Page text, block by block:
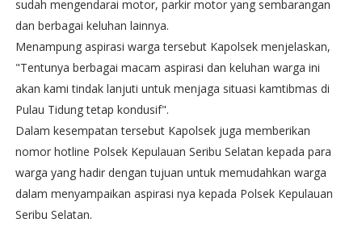
sudah mengendarai motor, parkir motor yang sembarangan
dan berbagai keluhan lainnya.
Menampung aspirasi warga tersebut Kapolsek menjelaskan,
"Tentunya berbagai macam aspirasi dan keluhan warga ini
akan kami tindak lanjuti untuk menjaga situasi kamtibmas di
Pulau Tidung tetap kondusif".
Dalam kesempatan tersebut Kapolsek juga memberikan
nomor hotline Polsek Kepulauan Seribu Selatan kepada para
warga yang hadir dengan tujuan untuk memudahkan warga
dalam menyampaikan aspirasi nya kepada Polsek Kepulauan
Seribu Selatan.